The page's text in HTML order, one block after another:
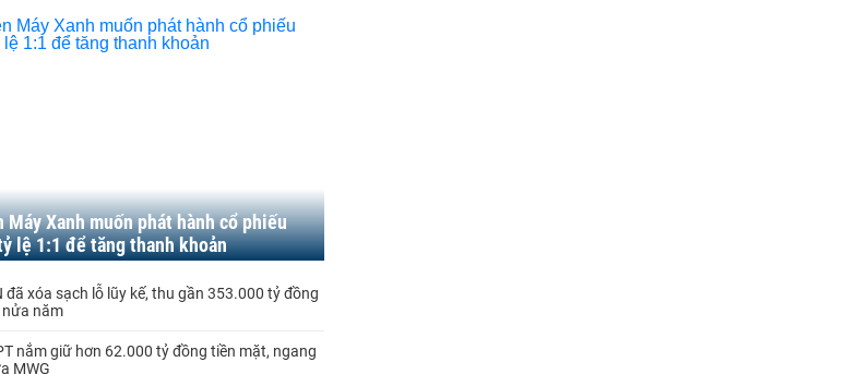
Máy Xanh muốn phát hành cổ phiếu
lệ 1:1 để tăng thanh khoản
đã xóa sạch lỗ lũy kế, thu gần 353.000 tỷ đồng
năm
nắm giữ hơn 62.000 tỷ đồng tiền mặt, ngang
MWG